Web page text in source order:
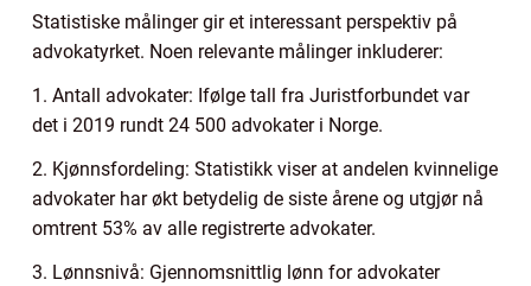
Statistiske målinger gir et interessant perspektiv på
advokatyrket. Noen relevante målinger inkluderer:
1. Antall advokater: Ifølge tall fra Juristforbundet var
det i 2019 rundt 24 500 advokater i Norge.
2. Kjønnsfordeling: Statistikk viser at andelen kvinnelige
advokater har økt betydelig de siste årene og utgjør nå
omtrent 53% av alle registrerte advokater.
3. Lønnsnivå: Gjennomsnittlig lønn for advokater